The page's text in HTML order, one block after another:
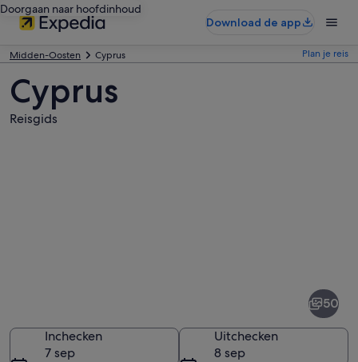
Doorgaan naar hoofdinhoud
Download de app
Midden-Oosten Cyprus Plan je reis
Cyprus
Reisgids
50
Inchecken
7 sep
Uitchecken
8 sep